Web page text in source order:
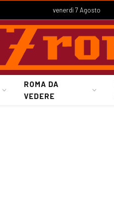
venerdì 7 Agosto
ROMA DA
VEDERE